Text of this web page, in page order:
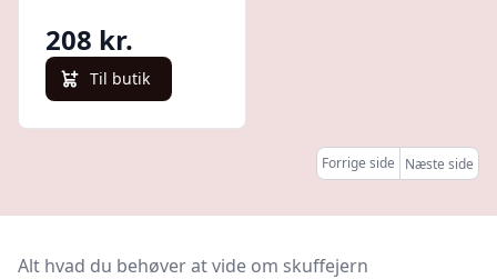
208 kr.
Til butik
Forrige side Næste side
Alt hvad du behøver at vide om skuffejern